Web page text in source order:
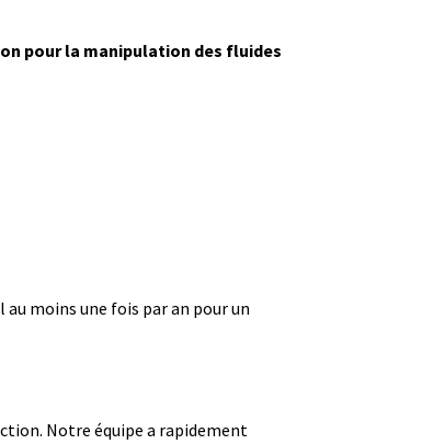
pour la manipulation des fluides
moins une fois par an pour un
Notre équipe a rapidement